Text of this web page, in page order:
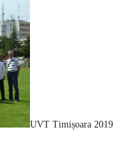
UVT Timișoara 2019